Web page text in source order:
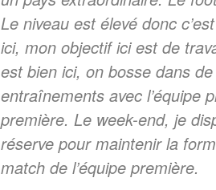
Le niveau est élevé donc
ici, mon objectif ici est de
est bien ici, on bosse dans
entraînements avec l’équipe
première. Le week-end, je
réserve pour maintenir la
match de l’équipe première.